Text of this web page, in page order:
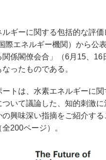
ギーに関する包括的な評価
際エネルギー機関）から公表
関係閣僚会合」（6月15、
ったものである。
トは、水素エネルギーに
ついて議論した、知的刺激
の興味深い指摘をご紹介す
200ページ）。